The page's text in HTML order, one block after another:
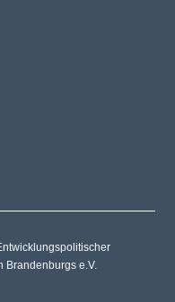
Brandenburgs e.V.